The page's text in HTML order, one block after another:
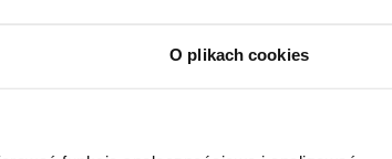
O plikach cookies
554 SEK/miesiąc
1.4 GTE Sportscombi